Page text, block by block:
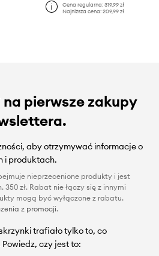
Cena regularna: 319,99 zł
Najniższa cena: 209,99 zł
pierwsze zakupy
aby otrzymywać informacje o
i produktach.
nieprzecenione produkty i jest
zł. Rabat nie łączy się z innymi
mogą być wyłączone z rabatu.
z promocji.
trafiało tylko to, co
czy jest to: